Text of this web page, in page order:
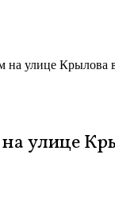
на улице
улице